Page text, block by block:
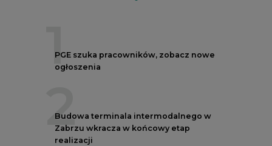
1
PGE szuka pracowników, zobacz nowe
ogłoszenia
2
Budowa terminala intermodalnego w
Zabrzu wkracza w końcowy etap
realizacji